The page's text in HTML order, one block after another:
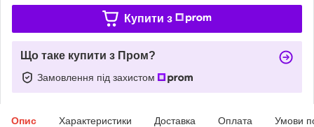
Купити з
Що таке купити з Пром?
Замовлення під захистом
Опис Характеристики Доставка Оплата Умови